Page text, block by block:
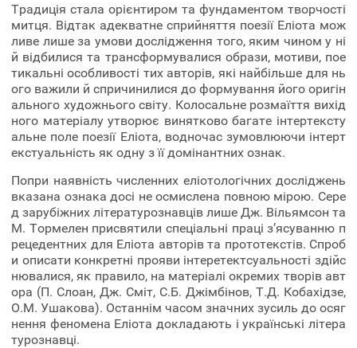
Традиція стала орієнтиром та фундаментом творчості
митця. Відтак адекватне сприйняття поезії Еліота мож
ливе лише за умови дослідження того, яким чином у ні
й відбилися та трансформувалися образи, мотиви, пое
тикальні особливості тих авторів, які найбільше для нь
ого важили й спричинилися до формування його оригін
ального художнього світу. Колосальне розмаїття вихід
ного матеріалу утворює винятково багате інтертексту
альне поле поезії Еліота, водночас зумовлюючи інтерт
екстуальність як одну з її домінантних ознак.
Попри наявність численних еліотологічних досліджень
вказана ознака досі не осмислена повною мірою. Сере
д зарубіжних літературознавців лише Дж. Вільямсон та
М. Тормелен присвятили спеціальні праці з’ясуванню п
рецедентних для Еліота авторів та прототекстів. Спроб
и описати конкретні прояви інтеретектсуальності здійс
нювалися, як правило, на матеріалі окремих творів авт
ора (П. Слоан, Дж. Сміт, С.Б. Джімбінов, Т.Д. Кобахідзе,
О.М. Ушакова). Останнім часом значних зусиль до осяг
нення феномена Еліота докладають і українські літера
турознавці.